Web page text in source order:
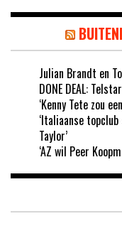
Julian Brandt en
DONE DEAL:
‘Kenny Tete zou
‘Italiaanse
Taylor’
‘AZ wil Peer